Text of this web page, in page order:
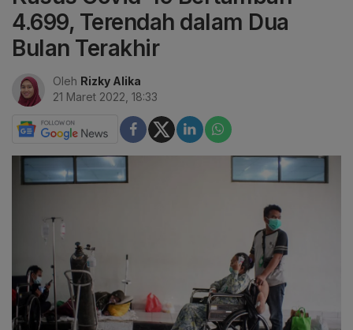
4.699, Terendah dalam Dua
Bulan Terakhir
Oleh Rizky Alika
21 Maret 2022, 18:33